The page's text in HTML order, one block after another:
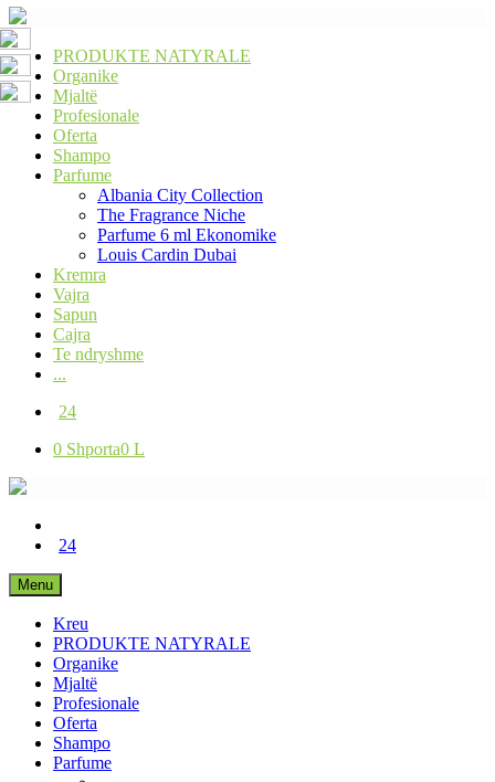
PRODUKTE NATYRALE
Organike
Mjaltë
Profesionale
Oferta
Shampo
Parfume
Albania City Collection
The Fragrance Niche
Parfume 6 ml Ekonomike
Louis Cardin Dubai
Kremra
Vajra
Sapun
Cajra
Te ndryshme
...
24
0 Shporta0 L
24
Menu
Kreu
PRODUKTE NATYRALE
Organike
Mjaltë
Profesionale
Oferta
Shampo
Parfume